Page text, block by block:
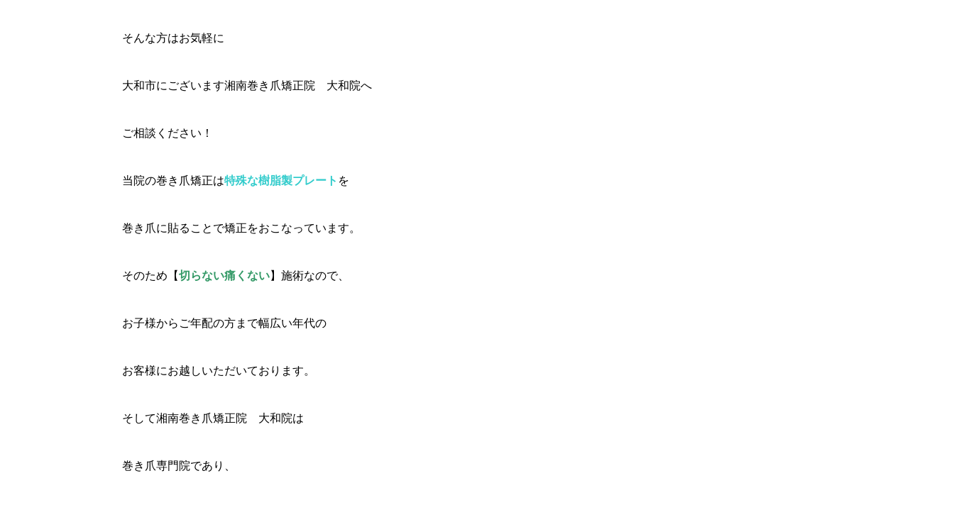
そんな方はお気軽に
大和市にございます湘南巻き爪矯正院 大和院へ
ご相談ください！
当院の巻き爪矯正は特殊な樹脂製プレート を
巻き爪に貼ることで矯正をおこなっています。
そのため【切らない痛くない】施術なので、
お子様からご年配の方まで幅広い年代の
お客様にお越しいただいております。
そして湘南巻き爪矯正院 大和院は
巻き爪専門院であり、